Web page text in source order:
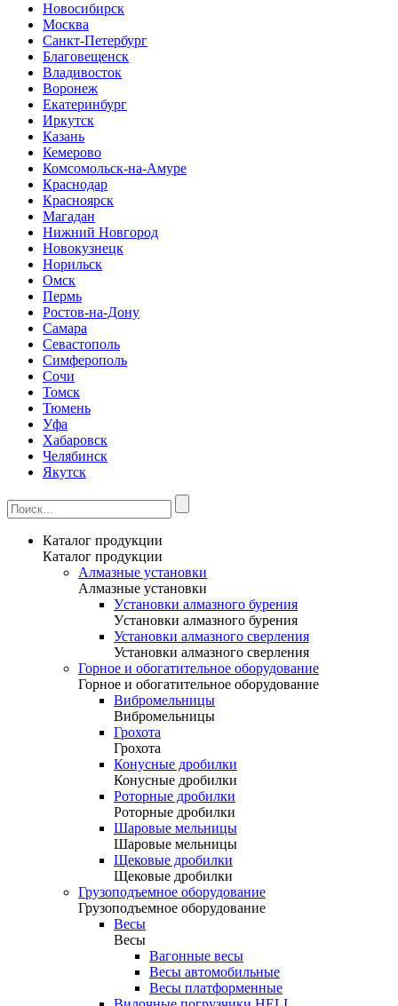
Новосибирск
Москва
Санкт-Петербург
Благовещенск
Владивосток
Воронеж
Екатеринбург
Иркутск
Казань
Кемерово
Комсомольск-на-Амуре
Краснодар
Красноярск
Магадан
Нижний Новгород
Новокузнецк
Норильск
Омск
Пермь
Ростов-на-Дону
Самара
Севастополь
Симферополь
Сочи
Томск
Тюмень
Уфа
Хабаровск
Челябинск
Якутск
Каталог продукции
Каталог продукции
Алмазные установки
Алмазные установки
Уcтановки алмазного бурения
Уcтановки алмазного бурения
Установки алмазного сверления
Установки алмазного сверления
Горное и обогатительное оборудование
Горное и обогатительное оборудование
Вибромельницы
Вибромельницы
Грохота
Грохота
Конусные дробилки
Конусные дробилки
Роторные дробилки
Роторные дробилки
Шаровые мельницы
Шаровые мельницы
Щековые дробилки
Щековые дробилки
Грузоподъемное оборудование
Грузоподъемное оборудование
Весы
Весы
Вагонные весы
Весы автомобильные
Весы платформенные